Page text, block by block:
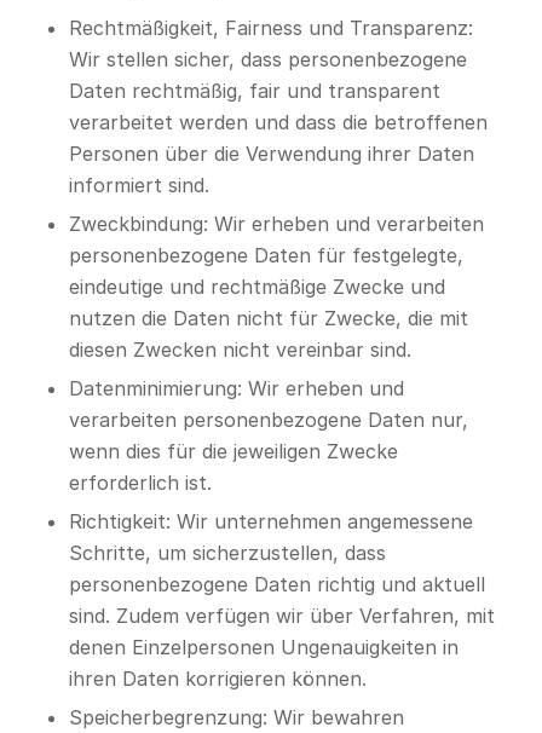
Rechtmäßigkeit, Fairness und Transparenz:
Wir stellen sicher, dass personenbezogene
Daten rechtmäßig, fair und transparent
verarbeitet werden und dass die betroffenen
Personen über die Verwendung ihrer Daten
informiert sind.
Zweckbindung: Wir erheben und verarbeiten
personenbezogene Daten für festgelegte,
eindeutige und rechtmäßige Zwecke und
nutzen die Daten nicht für Zwecke, die mit
diesen Zwecken nicht vereinbar sind.
Datenminimierung: Wir erheben und
verarbeiten personenbezogene Daten nur,
wenn dies für die jeweiligen Zwecke
erforderlich ist.
Richtigkeit: Wir unternehmen angemessene
Schritte, um sicherzustellen, dass
personenbezogene Daten richtig und aktuell
sind. Zudem verfügen wir über Verfahren, mit
denen Einzelpersonen Ungenauigkeiten in
ihren Daten korrigieren können.
Speicherbegrenzung: Wir bewahren